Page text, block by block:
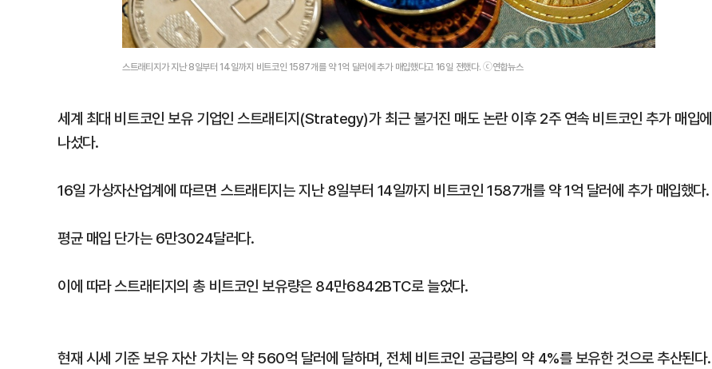
스트래티지가 지난 8일부터 14일까지 비트코인 1587개를 약 1억 달러에 추가 매입했다고 16일 전했다. ⓒ연합뉴스
세계 최대 비트코인 보유 기업인 스트래티지(Strategy)가 최근 불거진 매도 논란 이후 2주 연속 비트코인 추가 매입에
나섰다.
16일 가상자산업계에 따르면 스트래티지는 지난 8일부터 14일까지 비트코인 1587개를 약 1억 달러에 추가 매입했다.
평균 매입 단가는 6만3024달러다.
이에 따라 스트래티지의 총 비트코인 보유량은 84만6842BTC로 늘었다.
현재 시세 기준 보유 자산 가치는 약 560억 달러에 달하며, 전체 비트코인 공급량의 약 4%를 보유한 것으로 추산된다.